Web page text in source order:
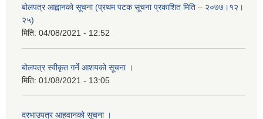
बोलपत्र आह्वानको सूचना (प्रथम पटक सूचना प्रकाशित मिति – २०७७।१२।
२५)
मिति: 04/08/2021 - 12:52
बोलपत्र स्वीकृत गर्ने आशयको सूचना ।
मिति: 01/08/2021 - 13:05
दरभाउपत्र आहवानको सूचना ।